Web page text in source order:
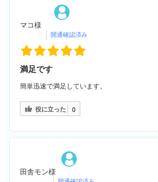
マコ様
満足です
簡単迅速で満足しています。
役に立った 0
田舎モン様